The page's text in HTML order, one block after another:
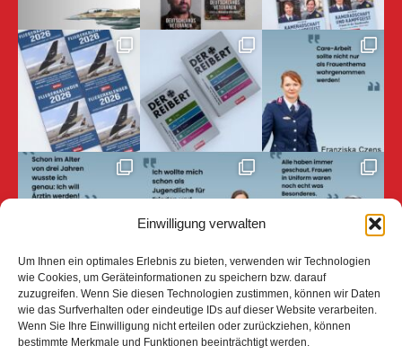
Einwilligung verwalten
Um Ihnen ein optimales Erlebnis zu bieten, verwenden wir Technologien
wie Cookies, um Geräteinformationen zu speichern bzw. darauf
zuzugreifen. Wenn Sie diesen Technologien zustimmen, können wir Daten
wie das Surfverhalten oder eindeutige IDs auf dieser Website verarbeiten.
Wenn Sie Ihre Einwilligung nicht erteilen oder zurückziehen, können
bestimmte Merkmale und Funktionen beeinträchtigt werden.
Auf Instagram folgen